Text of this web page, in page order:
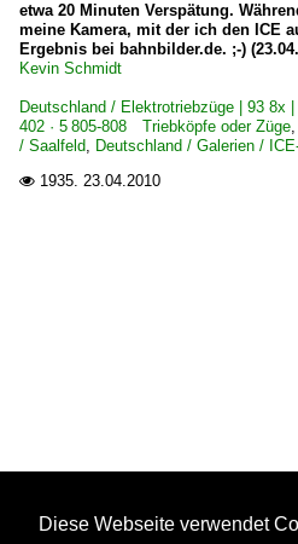
etwa 20 Minuten Verspätung.
meine Kamera, mit der ich den ICE
Ergebnis bei bahnbilder.de. ;-)
Kevin Schmidt
Deutschland / Elektrotriebzüge | 93
402 · 5 805-808 Triebköpfe oder Züge,
/ Saalfeld, Deutschland / Galerien /
 1935. 23.04.2010
Diese Webseite verwendet